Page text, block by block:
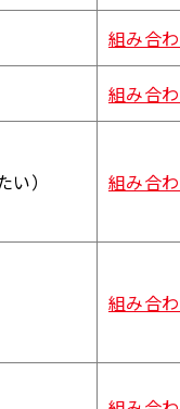
組み合
組み合
）
組み合
組み合